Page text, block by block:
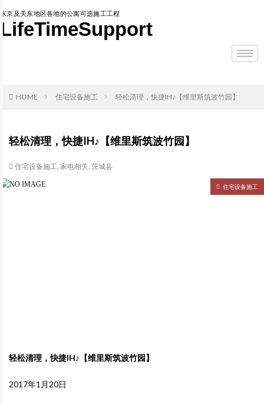
东京及关东地区各地的公寓可选施工工程
LifeTimeSupport
HOME 住宅设备施工 轻松清理，快捷IH♪【维里斯筑波竹园】
轻松清理，快捷IH♪【维里斯筑波竹园】
住宅设备施工, 家电相关, 茨城县
住宅设备施工
轻松清理，快捷IH♪【维里斯筑波竹园】
2017年1月20日